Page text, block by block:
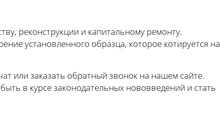
реконструкции и капитальному ремонту.
установленного образца, которое котируется на
или заказать обратный звонок на нашем сайте.
в курсе законодательных нововведений и стать